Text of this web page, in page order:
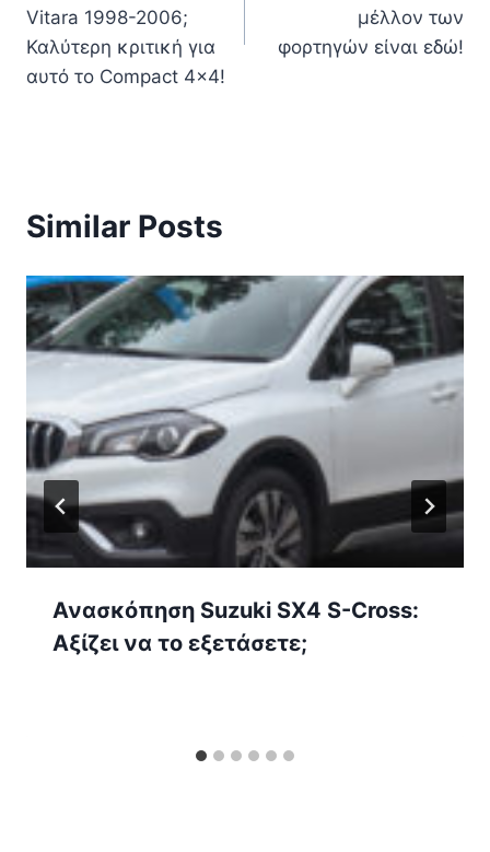
Vitara 1998-2006;
Καλύτερη κριτική για
αυτό το Compact 4×4!
μέλλον των
φορτηγών είναι εδώ!
Similar Posts
Ανασκόπηση Suzuki SX4 S-Cross:
Αξίζει να το εξετάσετε;